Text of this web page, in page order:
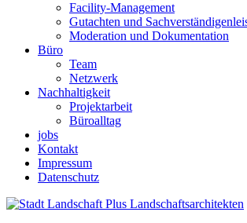
Facility-Management
Gutachten und
Moderation und Dokumentation
Büro
Team
Netzwerk
Nachhaltigkeit
Projektarbeit
Büroalltag
jobs
Kontakt
Impressum
Datenschutz